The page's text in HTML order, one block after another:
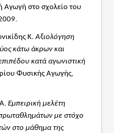
Αγωγή στο σχολείο του
Κ.Αξιολόγηση
κάτω άκρων και
κατά αγωνιστική
Φυσικής Αγωγής,
Εμπειρική μελέτη
με στόχο
στο μάθημα της